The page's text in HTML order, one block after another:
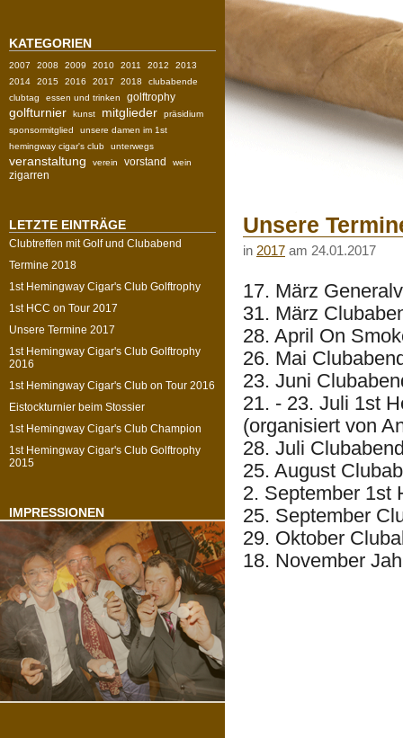
KATEGORIEN
2007 2008 2009 2010 2011 2012
2013
2014
2015 2016 2017 2018
clubabende
clubtag
essen und trinken golftrophy
golfturnier kunst mitglieder
präsidium
sponsormitglied
unsere damen im 1st
hemingway cigar's club
unterwegs
veranstaltung verein vorstand wein
zigarren
LETZTE EINTRÄGE
Clubtreffen mit Golf und Clubabend
Termine 2018
1st Hemingway Cigar's Club Golftrophy
1st HCC on Tour 2017
Unsere Termine 2017
1st Hemingway Cigar's Club Golftrophy
2016
1st Hemingway Cigar's Club on Tour 2016
Eistockturnier beim Stossier
1st Hemingway Cigar's Club Champion
1st Hemingway Cigar's Club Golftrophy
2015
IMPRESSIONEN
Unsere
in 2017 am 24.01.2017
17. März
31. März
28. April On
26. Mai
23. Juni
21. - 23. Juli 1st
(organisiert von
28. Juli
25. August
2. September 1st
25. September
29. Oktober
18. November